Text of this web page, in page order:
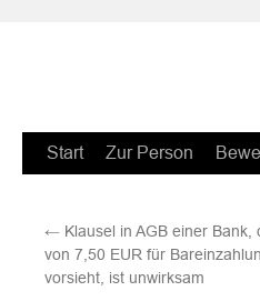
Zum
springen
Start Zur Person
← Klausel in AGB einer Bank,
von 7,50 EUR für
vorsieht, ist unwirksam